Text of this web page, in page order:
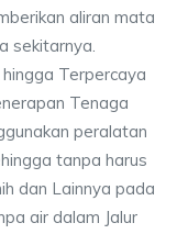
aliran mata
sekitarnya.
Terpercaya
Tenaga
peralatan
tanpa harus
dan Lainnya pada
air dalam Jalur